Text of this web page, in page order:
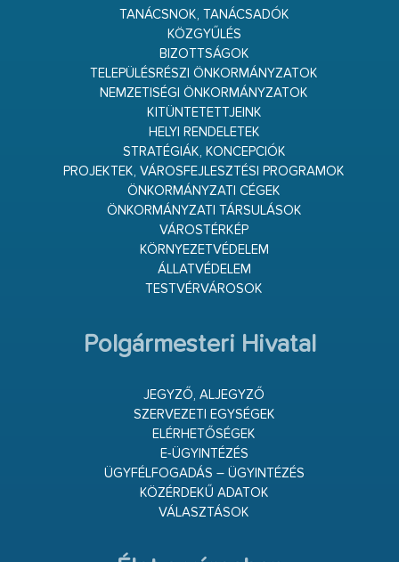
TANÁCSNOK, TANÁCSADÓK
KÖZGYŰLÉS
BIZOTTSÁGOK
TELEPÜLÉSRÉSZI ÖNKORMÁNYZATOK
NEMZETISÉGI ÖNKORMÁNYZATOK
KITÜNTETETTJEINK
HELYI RENDELETEK
STRATÉGIÁK, KONCEPCIÓK
PROJEKTEK, VÁROSFEJLESZTÉSI PROGRAMOK
ÖNKORMÁNYZATI CÉGEK
ÖNKORMÁNYZATI TÁRSULÁSOK
VÁROSTÉRKÉP
KÖRNYEZETVÉDELEM
ÁLLATVÉDELEM
TESTVÉRVÁROSOK
Polgármesteri Hivatal
JEGYZŐ, ALJEGYZŐ
SZERVEZETI EGYSÉGEK
ELÉRHETŐSÉGEK
E-ÜGYINTÉZÉS
ÜGYFÉLFOGADÁS – ÜGYINTÉZÉS
KÖZÉRDEKŰ ADATOK
VÁLASZTÁSOK